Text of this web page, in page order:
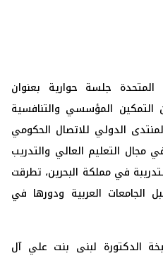
المتحدة جلسة حوارية بعنوان
التمكين المؤسسي والتنافسية
الدولي للاتصال الحكومي
في مجال التعليم العالي والتدريب
في مملكة البحرين، تطرقت
الجامعات العربية ودورها في
الدكتورة لبنى بنت علي آل